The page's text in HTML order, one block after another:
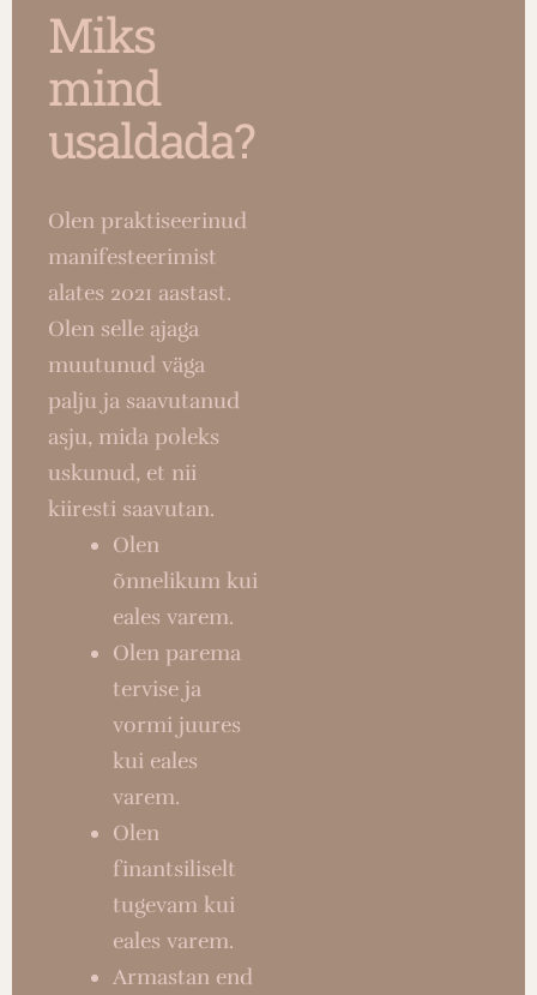
Miks
mind
usaldada?
Olen praktiseerinud
manifesteerimist
alates 2021 aastast.
Olen selle ajaga
muutunud väga
palju ja saavutanud
asju, mida poleks
uskunud, et nii
kiiresti saavutan.
Olen
õnnelikum kui
eales varem.
Olen parema
tervise ja
vormi juures
kui eales
varem.
Olen
finantsiliselt
tugevam kui
eales varem.
Armastan end